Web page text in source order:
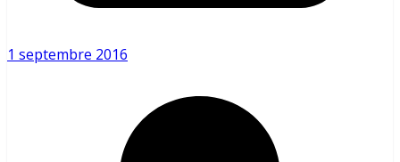
1 septembre 2016